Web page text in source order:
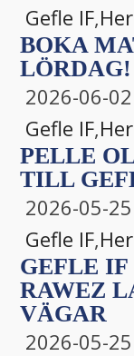
Gefle IF,
BOKA
LÖRDAG!
2026-06-02
Gefle IF,
PELLE
TILL
2026-05-25
Gefle IF,
GEFLE
RAWEZ
VÄGAR
2026-05-25